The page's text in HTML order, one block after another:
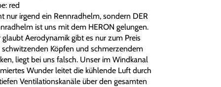
red
nur irgend ein Rennradhelm, sondern DER
ist uns mit dem HERON gelungen.
glaubt Aerodynamik gibt es nur zum Preis
Köpfen und schmerzendem
liegt bei uns falsch. Unser im Windkanal
Wunder leitet die kühlende Luft durch
Ventilationskanäle über den gesamten